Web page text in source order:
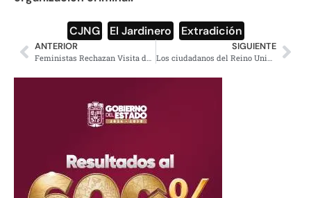
CJNG El Jardinero Extradición
ANTERIOR
Feministas Rechazan Visita de Isabel Díaz Ayuso
SIGUIENTE
Los ciudadanos del Reino Unido votan en las elecciones locales